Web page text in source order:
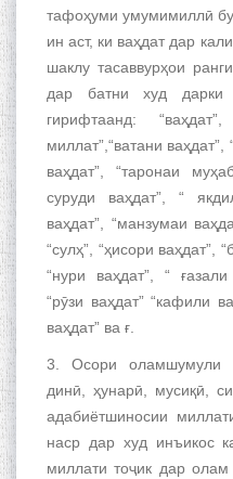
тафоҳуми умумимиллӣ
ин аст, ки ваҳдат дар
шаклу тасаввурҳои
дар батни худ
гирифтаанд:
миллат”,“ватани ваҳдат”,
ваҳдат”, “таронаи
суруди ваҳдат”, “
ваҳдат”, “манзумаи
“сулҳ”, “ҳисори ваҳдат”,
“нури ваҳдат”, “
“рӯзи ваҳдат” “кафили
ваҳдат” ва ғ.
3. Осори оламшумули
динӣ, ҳунарӣ, мусиқӣ,
адабиётшиносии
наср дар худ инъикос
миллати тоҷик дар